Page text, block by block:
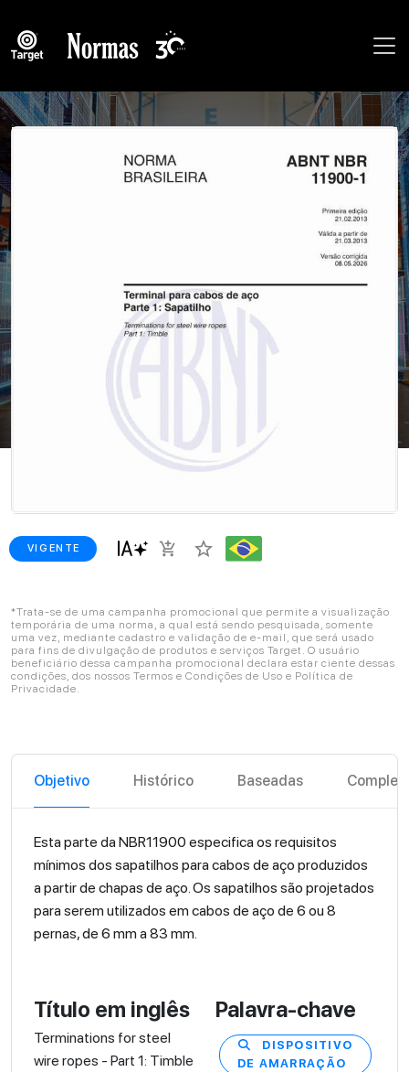
VIGENTE add_shopping_cart star_border
*Trata-se de uma campanha promocional que permite a visualização
temporária de uma norma, a qual está sendo pesquisada, somente
uma vez, mediante cadastro e validação de e-mail, que será usado
para fins de divulgação de produtos e serviços Target. O usuário
beneficiário dessa campanha promocional declara estar ciente dessas
condições, dos nossos Termos e Condições de Uso e Política de
Privacidade.
Objetivo Histórico Baseadas
Esta parte da NBR11900 especifica os requisitos
mínimos dos sapatilhos para cabos de aço produzidos
a partir de chapas de aço. Os sapatilhos são projetados
para serem utilizados em cabos de aço de 6 ou 8
pernas, de 6 mm a 83 mm.
Título em inglês
Terminations for steel
wire ropes - Part 1: Timble
Palavra-chave
DISPOSITIVO
DE AMARRAÇÃO